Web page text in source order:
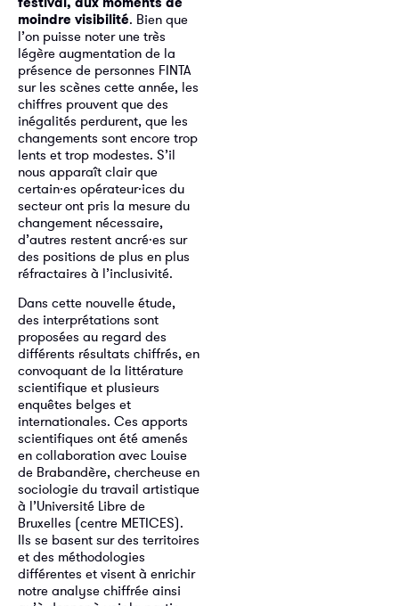
moindre visibilité. Bien que
l’on puisse noter une très
légère augmentation de la
présence de personnes FINTA
sur les scènes cette année, les
chiffres prouvent que des
inégalités perdurent, que les
changements sont encore trop
lents et trop modestes. S’il
nous apparaît clair que
certain·es opérateur·ices du
secteur ont pris la mesure du
changement nécessaire,
d’autres restent ancré·es sur
des positions de plus en plus
réfractaires à l’inclusivité.
Dans cette nouvelle étude,
des interprétations sont
proposées au regard des
différents résultats chiffrés, en
convoquant de la littérature
scientifique et plusieurs
enquêtes belges et
internationales. Ces apports
scientifiques ont été amenés
en collaboration avec Louise
de Brabandère, chercheuse en
sociologie du travail artistique
à l’Université Libre de
Bruxelles (centre METICES).
Ils se basent sur des territoires
et des méthodologies
différentes et visent à enrichir
notre analyse chiffrée ainsi